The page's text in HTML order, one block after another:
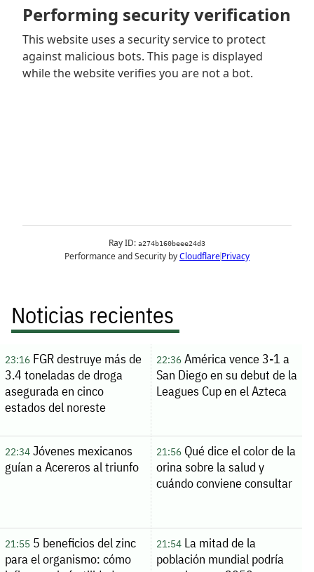
Noticias recientes
23:16FGR destruye más de
3.4 toneladas de droga
asegurada en cinco
estados del noreste
22:36América vence 3-1 a
San Diego en su debut de la
Leagues Cup en el Azteca
22:34Jóvenes mexicanos
guían a Acereros al triunfo
21:56Qué dice el color de la
orina sobre la salud y
cuándo conviene consultar
21:555 beneficios del zinc
para el organismo: cómo
21:54La mitad de la
población mundial podría